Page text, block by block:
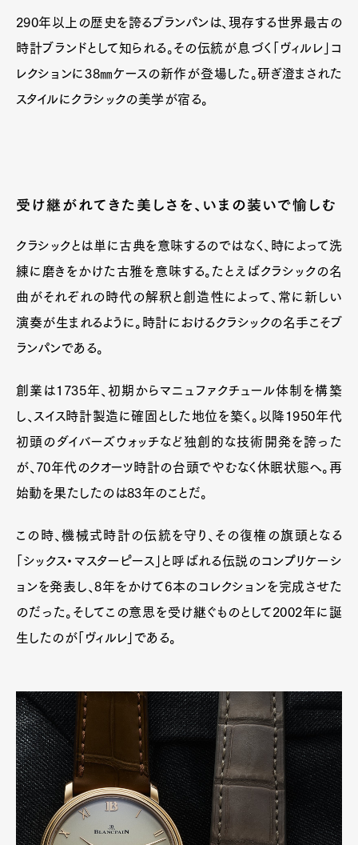
290年以上の歴史を誇るブランパンは、現存する世界最古の
時計ブランドとして知られる。その伝統が息づく「ヴィルレ」コ
レクションに38㎜ケースの新作が登場した。研ぎ澄まされた
スタイルにクラシックの美学が宿る。
受け継がれてきた美しさを、いまの装いで愉しむ
クラシックとは単に古典を意味するのではなく、時によって洗
練に磨きをかけた古雅を意味する。たとえばクラシックの名
曲がそれぞれの時代の解釈と創造性によって、常に新しい
演奏が生まれるように。時計におけるクラシックの名手こそブ
ランパンである。
創業は1735年、初期からマニュファクチュール体制を構築
し、スイス時計製造に確固とした地位を築く。以降1950年代
初頭のダイバーズウォッチなど独創的な技術開発を誇った
が、70年代のクオーツ時計の台頭でやむなく休眠状態へ。再
始動を果たしたのは83年のことだ。
この時、機械式時計の伝統を守り、その復権の旗頭となる
「シックス・マスターピース」と呼ばれる伝説のコンプリケーシ
ョンを発表し、8年をかけて6本のコレクションを完成させた
のだった。そしてこの意思を受け継ぐものとして2002年に誕
生したのが「ヴィルレ」である。